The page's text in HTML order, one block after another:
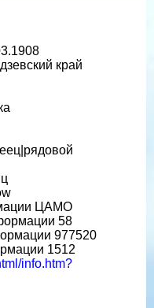
край
ЦАМО
58
977520
1512
info.htm?